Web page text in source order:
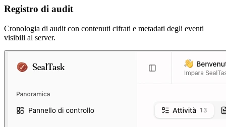
Registro di audit
Cronologia di audit con contenuti cifrati e metadati degli eventi
visibili al server.